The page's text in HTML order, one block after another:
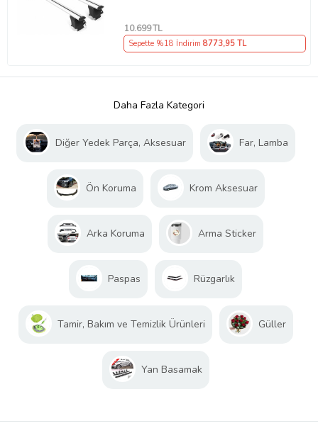
10.699TL
Sepette %18 İndirim 8773,95 TL
Daha Fazla Kategori
Diğer Yedek Parça, Aksesuar Far, Lamba
Ön Koruma Krom Aksesuar
Arka Koruma Arma Sticker
Paspas Rüzgarlık
Tamir, Bakım ve Temizlik Ürünleri Güller
Yan Basamak